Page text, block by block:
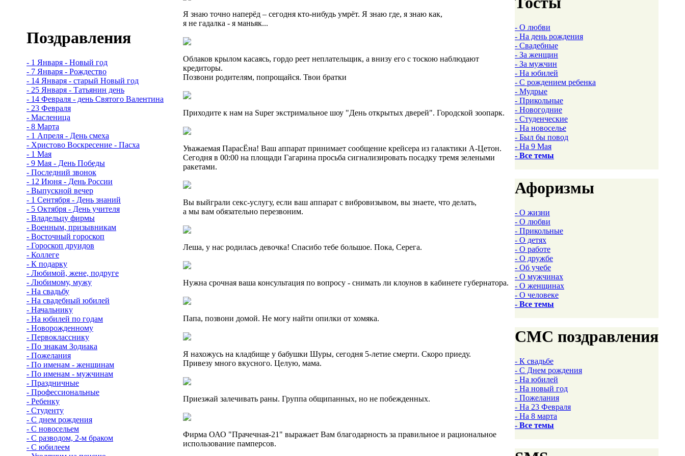
Поздравления
- 1 Января - Новый год
- 7 Января - Рождество
- 14 Января - старый Новый год
- 25 Января - Татьянин день
- 14 Февраля - день Святого Валентина
- 23 Февраля
- Масленица
- 8 Марта
- 1 Апреля - День смеха
- Христово Воскресение - Пасха
- 1 Мая
- 9 Мая - День Победы
- Последний звонок
- 12 Июня - День России
- Выпускной вечер
- 1 Сентября - День знаний
- 5 Октября - День учителя
- Владельцу фирмы
- Военным, призывникам
- Восточный гороскоп
- Гороскоп друидов
- Коллеге
- К подарку
- Любимой, жене, подруге
- Любимому, мужу
- На свадьбу
- На свадебный юбилей
- Начальнику
- На юбилей по годам
- Новорожденному
- Первокласснику
- По знакам Зодиака
- Пожелания
- По именам - женщинам
- По именам - мужчинам
- Праздничные
- Профессиональные
- Ребенку
- Студенту
- С днем рождения
- С новосельем
- С разводом, 2-м браком
- С юбилеем
Я знаю точно наперёд – сегодня кто-нибудь умрёт. Я знаю где, я знаю как,
я не гадалка - я маньяк...
Облаков крылом касаясь, гордо реет неплательщик, а внизу его с тоскою наблюдают
кредиторы.
Позвони родителям, попрощайся. Твои братки
Приходите к нам на Super экстримальное шоу "День открытых дверей". Городской зоопарк.
Уважаемая ПарасЁна! Ваш аппарат принимает сообщение крейсера из галактики А-Цетон.
Сегодня в 00:00 на площади Гагарина просьба сигнализировать посадку тремя зелеными
ракетами.
Вы выйграли секс-услугу, если ваш аппарат с вибровизывом, вы знаете, что делать,
а мы вам обязательно перезвоним.
Леша, у нас родилась девочка! Спасибо тебе большое. Пока, Серега.
Нужна срочная ваша консультация по вопросу - снимать ли клоунов в кабинете губернатора.
Папа, позвони домой. Не могу найти опилки от хомяка.
Я нахожусь на кладбище у бабушки Шуры, сегодня 5-летие смерти. Скоро приеду.
Привезу много вкусного. Целую, мама.
Приезжай залечивать раны. Группа общипанных, но не побежденных.
Фирма ОАО "Прачечная-21" выражает Вам благодарность за правильное и рациональное
использование памперсов.
- О любви
- На день рождения
- Свадебные
- За женщин
- За мужчин
- На юбилей
- С рождением ребенка
- Мудрые
- Прикольные
- Новогодние
- Студенческие
- На новоселье
- Был бы повод
- На 9 Мая
- Все темы
Афоризмы
- О жизни
- О любви
- Прикольные
- О детях
- О работе
- О дружбе
- Об учебе
- О мужчинах
- О женщинах
- О человеке
- Все темы
СМС поздравления
- К свадьбе
- С Днем рождения
- На юбилей
- На новый год
- Пожелания
- На 23 Февраля
- На 8 марта
- Все темы